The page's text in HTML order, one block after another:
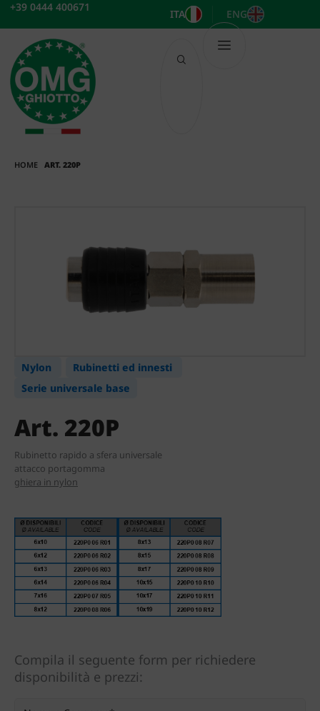
Vai
contenuto
+39 0444 400671
ITA ENG
HOME ART. 220P
Nylon
Rubinetti ed innesti
Serie universale base
Art. 220P
Rubinetto rapido a sfera universale
attacco portagomma
ghiera in nylon
Compila il seguente form per richiedere
disponibilità e prezzi: